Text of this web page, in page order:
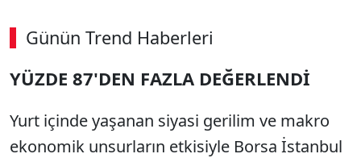
Günün Trend Haberleri
00:02 / 08:15
Sesi Aç
YÜZDE 87'DEN FAZLA DEĞERLENDİ
Yurt içinde yaşanan siyasi gerilim ve makro
ekonomik unsurların etkisiyle Borsa İstanbul